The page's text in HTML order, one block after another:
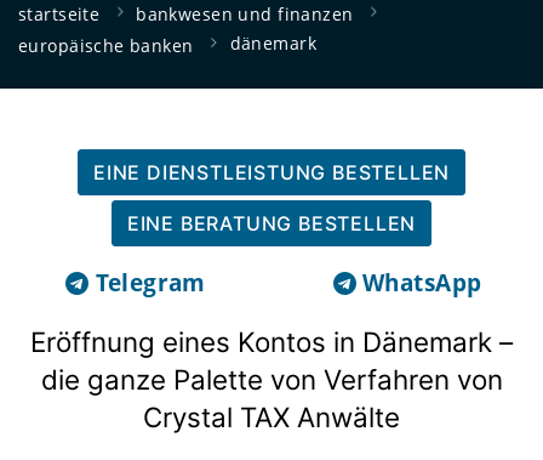
startseite
bankwesen und finanzen
europäische banken
dänemark
EINE DIENSTLEISTUNG BESTELLEN
EINE BERATUNG BESTELLEN
Telegram WhatsApp
Eröffnung eines Kontos in Dänemark –
die ganze Palette von Verfahren von
Crystal TAX Anwälte